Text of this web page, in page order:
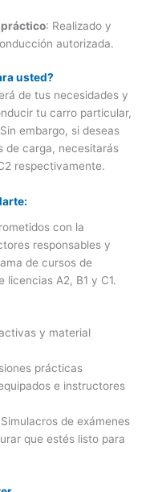
: Realizado y
autorizada.
usted?
de tus necesidades y
tu carro particular,
embargo, si deseas
de carga, necesitarás
respectivamente.
con la
responsables y
de cursos de
A2, B1 y C1.
y material
prácticas
e instructores
de exámenes
que estés listo para